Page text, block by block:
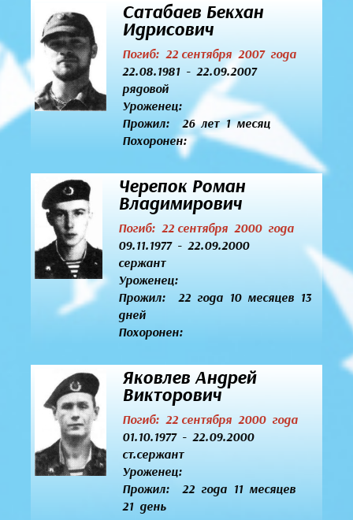
Сатабаев Бекхан
Идрисович
Погиб: 22 сентября 2007 года
22.08.1981 - 22.09.2007
рядовой
Уроженец:
Прожил: 26 лет 1 месяц
Похоронен:
Черепок Роман
Владимирович
Погиб: 22 сентября 2000 года
09.11.1977 - 22.09.2000
сержант
Уроженец:
Прожил: 22 года 10 месяцев 13
дней
Похоронен:
Яковлев Андрей
Викторович
Погиб: 22 сентября 2000 года
01.10.1977 - 22.09.2000
ст.сержант
Уроженец:
Прожил: 22 года 11 месяцев
21 день